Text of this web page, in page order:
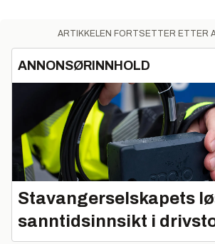
ARTIKKELEN FORTSETTER ETTER
ANNONSØRINNHOLD
Stavangerselskapets
sanntidsinnsikt i